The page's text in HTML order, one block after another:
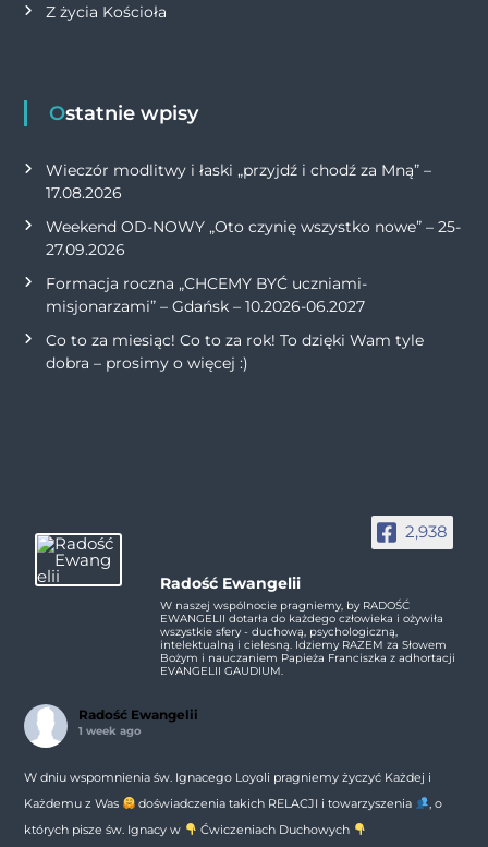
Z życia Kościoła
Ostatnie wpisy
Wieczór modlitwy i łaski „przyjdź i chodź za Mną” –
17.08.2026
Weekend OD-NOWY „Oto czynię wszystko nowe” – 25-
27.09.2026
Formacja roczna „CHCEMY BYĆ uczniami-
misjonarzami” – Gdańsk – 10.2026-06.2027
Co to za miesiąc! Co to za rok! To dzięki Wam tyle
dobra – prosimy o więcej :)
2,938
Radość Ewangelii
W naszej wspólnocie pragniemy, by RADOŚĆ
EWANGELII dotarła do każdego człowieka i ożywiła
wszystkie sfery - duchową, psychologiczną,
intelektualną i cielesną. Idziemy RAZEM za Słowem
Bożym i nauczaniem Papieża Franciszka z adhortacji
EVANGELII GAUDIUM.
Radość Ewangelii
1 week ago
W dniu wspomnienia św. Ignacego Loyoli pragniemy życzyć Każdej i
Każdemu z Was
doświadczenia takich RELACJI i towarzyszenia
, o
których pisze św. Ignacy w
Ćwiczeniach Duchowych